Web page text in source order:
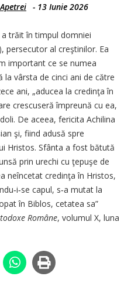
- 13 Iunie 2026
trăit în timpul domniei
persecutor al creştinilor. Ea
important ce se numea
vârsta de cinci ani de către
ani, „aducea la credinţa în
crescuseră împreună cu ea,
De aceea, fericita Achilina
şi, fiind adusă spre
Hristos. Sfânta a fost bătută
prin urechi cu ţepuşe de
neîncetat credinţa în Hristos,
capul, s‑a mutat la
în Biblos, cetatea sa”
Române, volumul X, luna